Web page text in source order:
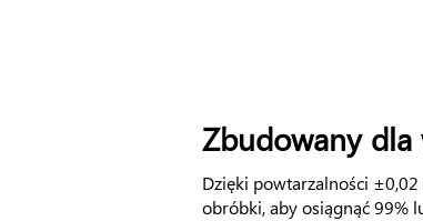
Zbudowany dla
Dzięki powtarzalności
obróbki, aby osiągnąć 99%